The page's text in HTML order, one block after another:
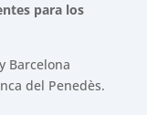
para los
Barcelona
del Penedès.